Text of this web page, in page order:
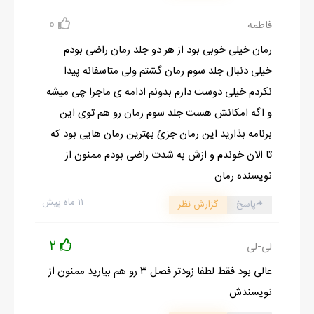
لبخند مرموزی زد و دستاش و جلوی صورتش بهم چسبوند و نفس
صورت دایره وار جلوی صورتش چرخاند و به سمت پنجره برد و بعد از
چند لحظه مقداری آب رو ا
پنجره به داخل آورد و به من نزدیک شد.
دستش رو که پر اب بود گذاشت رو موهام و در مقابل چشم های بهت
زده ی بقیه موهای سفید رنگم که
به رنگ مشکی در اومده بود نمایان شد.بفرما ضایع شدم رفت پی
کارش!!آخه مگه نمیدو نی اینا همه
چیو میدونن بعد میگی موهام مشکیه؟؟؟؟خو به من چه. منکه از
دستش رو گذاشت روی پیشونیم و موهام رو انداخت پشت گوشم و
گل رز کوچکی که کنار پیشونیم
بود نمایان شد:
-خب......اینم از نشانه ها. همین حالا لوازم سفرتون آمادست. تو به
فاطمه 0
رمان خیلی خوبی بود از هر دو جلد رمان راضی بودم
خیلی دنبال جلد سوم رمان گشتم ولی متاسفانه پیدا
نکردم خیلی دوست دارم بدونم ادامه ی ماجرا چی میشه
و اگه امکانش هست جلد سوم رمان رو هم توی این
برنامه بذارید این رمان جزئ بهترین رمان هایی بود که
تا الان خوندم و ازش به شدت راضی بودم ممنون از
نویسنده رمان
۱۱ ماه پیش پاسخ گزارش نظر
لی-لی 2
عالی بود فقط لطفا زودتر فصل ۳ رو هم بیارید ممنون از
نویسندش